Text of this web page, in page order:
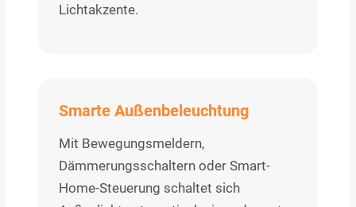
Lichtakzente.
Smarte Außenbeleuchtung
Mit Bewegungsmeldern,
Dämmerungsschaltern oder Smart-
Home-Steuerung schaltet sich